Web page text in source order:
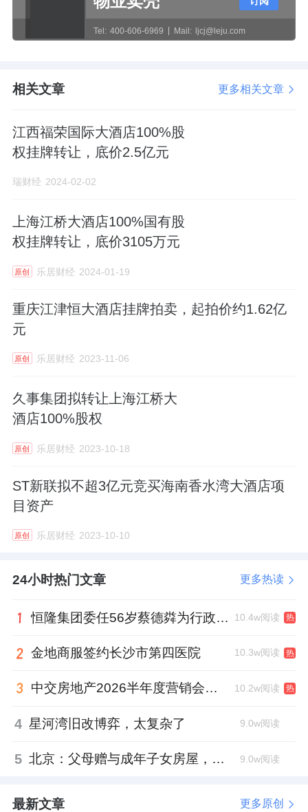
目是天朗集团开发的千亩唐风文旅康养小镇。
为魂，太白山与李白为主要IP，探索出文化 小
如今，天朗控股这一核心资产，确实有了被交
易的痕迹。
天眼查显示，陕西合巨源在5月14日，出现了
一项股东变更记录。原持股80%的陕西天朗文
实业有限公司。
陕西峻瑞峰由李国良全资持股，他目前已成为
陕西合巨源的法定代表人。这表明，太白山唐
镇项目的易主，已成为现实。
不仅如此，长安唐村、天朗时代
资产，似乎也有被处置的可能。
老将掌权
要厘清上述事件的来龙去脉，要从创始人说
起。
头部民营房企天朗集团。但她生前，对家庭子
了实际控制人。
这一年的12月，孙茵父亲孙达人、丈夫贺久
长，经西安市汉唐公证处出具继承公证书，
中的49.5%股权，形成了一致行动人。
但公司的实际管理权，则在蒋宏略等人手上。
Tel: 400-606-6969 Mail: ljcj@leju.com
相关文章 更多相关文章
江西福荣国际大酒店100%股
权挂牌转让，底价2.5亿元
瑞财经 2024-02-02
上海江桥大酒店100%国有股
权挂牌转让，底价3105万元
原创 乐居财经 2024-01-19
重庆江津恒大酒店挂牌拍卖，起拍价约1.62亿
元
原创 乐居财经 2023-11-06
久事集团拟转让上海江桥大
酒店100%股权
原创 乐居财经 2023-10-18
ST新联拟不超3亿元竞买海南香水湾大酒店项
目资产
原创 乐居财经 2023-10-10
24小时热门文章 更多热读
恒隆集团委任56岁蔡德粦为行政总裁、年薪2052万港元，曾任星巴克中国CEO 10.4w阅读 热
金地商服签约长沙市第四医院 10.3w阅读 热
中交房地产2026半年度营销会，绿城祝军现身了 10.2w阅读 热
4 星河湾旧改博弈，太复杂了 9.0w阅读
5 北京：父母赠与成年子女房屋，不再核验子女的购房资格 9.0w阅读
最新文章 更多原创